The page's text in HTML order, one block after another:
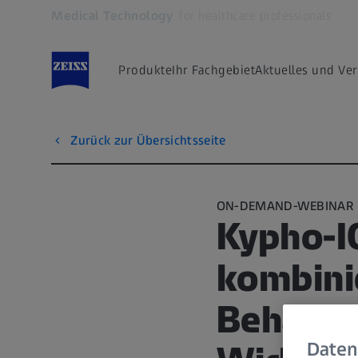
ProdukteIhr FachgebietAktuelles und
Zurück zur Übersichtsseite
ON-DEMAND-WEBINAR
Kypho-